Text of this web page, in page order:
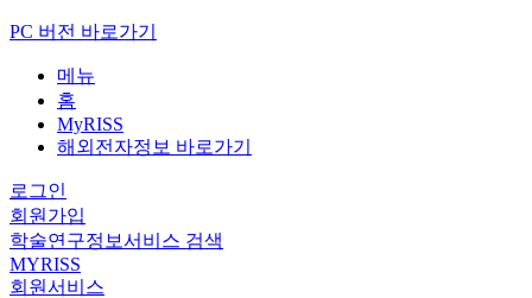
PC 버전 바로가기
메뉴
홈
MyRISS
해외전자정보 바로가기
로그인
회원가입
학술연구정보서비스 검색
MYRISS
회원서비스